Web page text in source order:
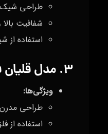
طراحی شیک
شفافیت
استفاده از
۳. مدل قلیان فلزی مدرن:
ویژگی‌ها:
طراحی مدرن
استفاده از